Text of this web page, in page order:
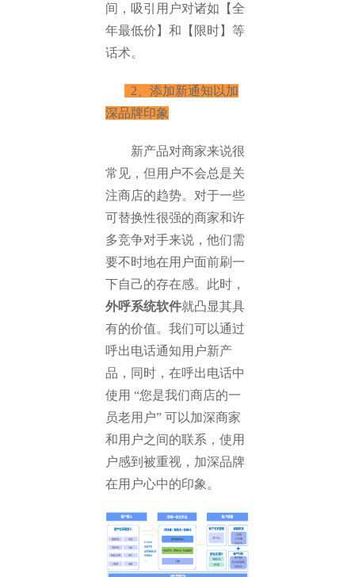
间，吸引用户对诸如【全
年最低价】和【限时】等
话术。
2、添加新通知以加
深品牌印象
新产品对商家来说很
常见，但用户不会总是关
注商店的趋势。对于一些
可替换性很强的商家和许
多竞争对手来说，他们需
要不时地在用户面前刷一
下自己的存在感。此时，
外呼系统软件就凸显其具
有的价值。我们可以通过
呼出电话通知用户新产
品，同时，在呼出电话中
使用 “您是我们商店的一
员老用户” 可以加深商家
和用户之间的联系，使用
户感到被重视，加深品牌
在用户心中的印象。